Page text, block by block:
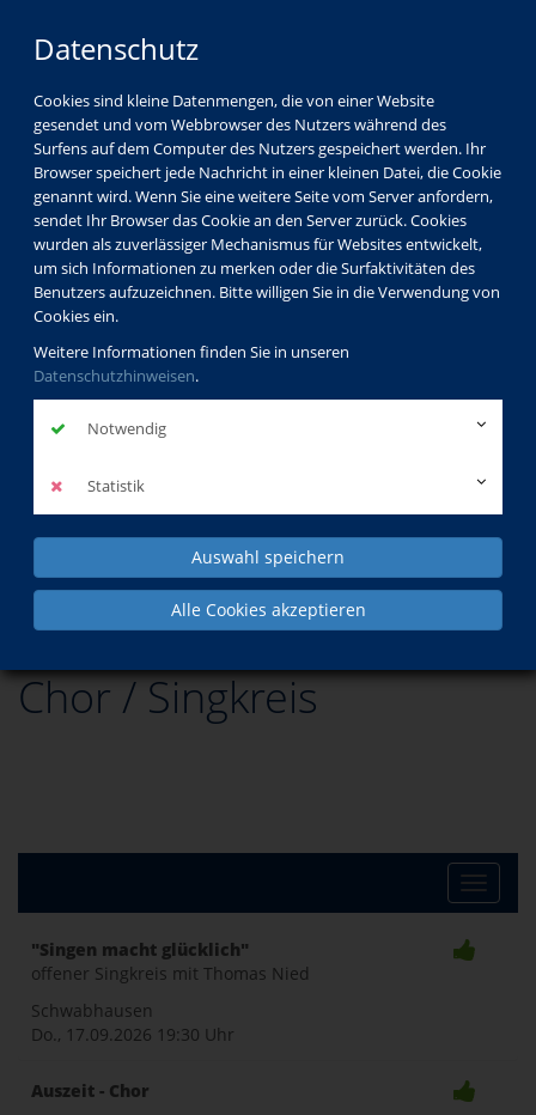
Datenschutz
Cookies sind kleine Datenmengen, die von einer Website
gesendet und vom Webbrowser des Nutzers während des
Surfens auf dem Computer des Nutzers gespeichert werden. Ihr
Browser speichert jede Nachricht in einer kleinen Datei, die Cookie
genannt wird. Wenn Sie eine weitere Seite vom Server anfordern,
sendet Ihr Browser das Cookie an den Server zurück. Cookies
wurden als zuverlässiger Mechanismus für Websites entwickelt,
um sich Informationen zu merken oder die Surfaktivitäten des
Benutzers aufzuzeichnen. Bitte willigen Sie in die Verwendung von
Cookies ein.
Weitere Informationen finden Sie in unseren
Datenschutzhinweisen.
Notwendig
Statistik
Auswahl speichern
Alle Cookies akzeptieren
Musik Chor / Singkreis
Chor / Singkreis
Toggle
"Singen macht glücklich"
offener Singkreis mit Thomas Nied
Schwabhausen
Do., 17.09.2026 19:30 Uhr
Auszeit - Chor